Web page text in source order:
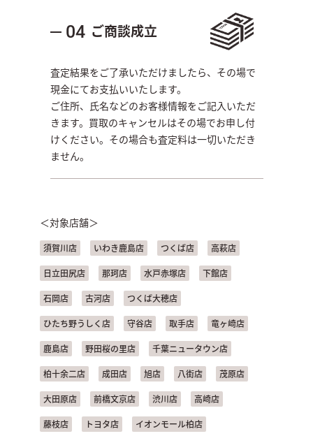
04 ご商談成立
査定結果をご了承いただけましたら、その場で
現金にてお支払いいたします。
ご住所、氏名などのお客様情報をご記入いただ
きます。買取のキャンセルはその場でお申し付
けください。その場合も査定料は一切いただき
ません。
＜対象店舗＞
須賀川店 いわき鹿島店 つくば店 高萩店
日立田尻店 那珂店 水戸赤塚店 下館店
石岡店 古河店 つくば大穂店
ひたち野うしく店 守谷店 取手店 竜ヶ崎店
鹿島店 野田桜の里店 千葉ニュータウン店
柏十余二店 成田店 旭店 八街店 茂原店
大田原店 前橋文京店 渋川店 高崎店
藤枝店 トヨタ店 イオンモール柏店